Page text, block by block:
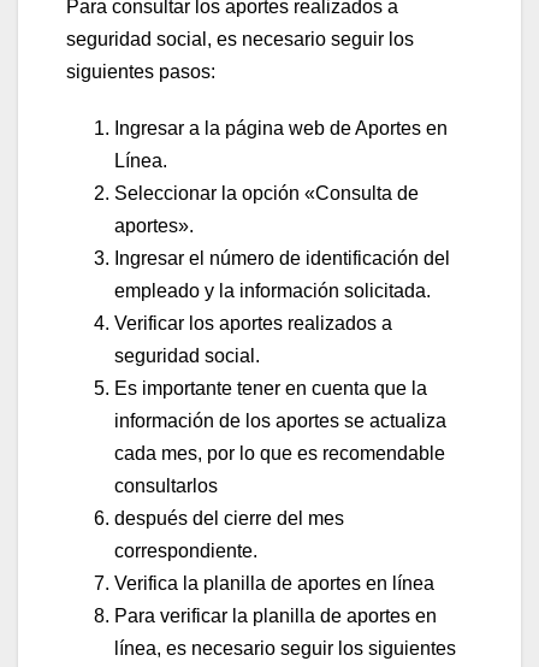
Para consultar los aportes realizados a
seguridad social, es necesario seguir los
siguientes pasos:
Ingresar a la página web de Aportes en
Línea.
Seleccionar la opción «Consulta de
aportes».
Ingresar el número de identificación del
empleado y la información solicitada.
Verificar los aportes realizados a
seguridad social.
Es importante tener en cuenta que la
información de los aportes se actualiza
cada mes, por lo que es recomendable
consultarlos
después del cierre del mes
correspondiente.
Verifica la planilla de aportes en línea
Para verificar la planilla de aportes en
línea, es necesario seguir los siguientes